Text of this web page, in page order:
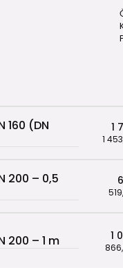
160 (DN
1
1
200 – 0,5
200 – 1 m 1